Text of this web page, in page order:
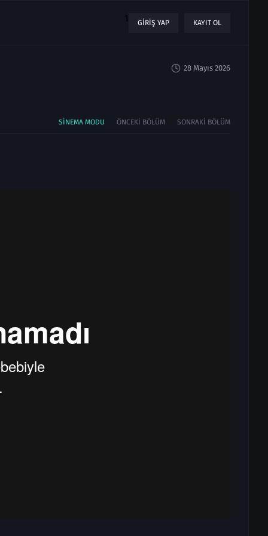
1 GIRIŞ YAP KAYIT OL
28 Mayıs 2026
SINEMA MODU ÖNCEKI BÖLÜM SONRAKI BÖLÜM